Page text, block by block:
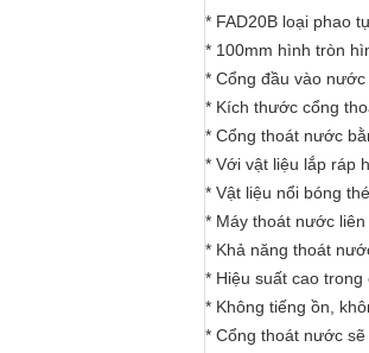
* FAD20B loại phao
* 100mm hình tròn
* Cổng đầu vào
* Kích thước cổng
* Cổng thoát nước
* Với vật liệu lắp ráp
* Vật liệu nổi bóng
* Máy thoát nước
* Khả năng thoát
* Hiệu suất cao trong
* Không tiếng ồn,
* Cổng thoát nước